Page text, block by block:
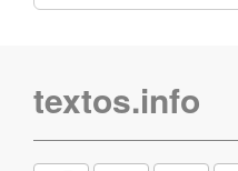
textos.info